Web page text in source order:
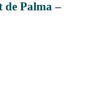
de Palma –